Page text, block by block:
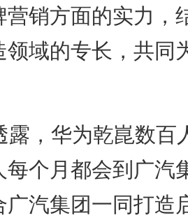
营销方面的实力，
领域的专长，共同
露，华为乾崑数百
每个月都会到广汽
广汽集团一同打造